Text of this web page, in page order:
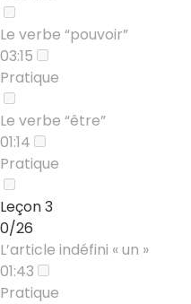
Le verbe “pouvoir”
03:15
Pratique
Le verbe “être”
01:14
Pratique
Leçon 3
0/26
L’article indéfini « un »
01:43
Pratique